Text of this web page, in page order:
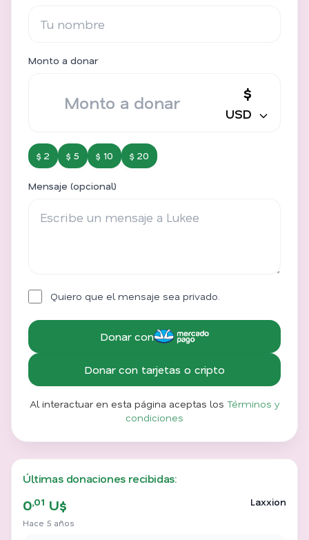
Monto a donar
$
USD
$ 2 $ 5 $ 10 $ 20
Mensaje (opcional)
Quiero que el mensaje sea privado.
Donar con
Donar con tarjetas o cripto
Al interactuar en esta página aceptas los Términos y
condiciones
Últimas donaciones recibidas:
0,01 U$
Hace 5 años
Laxxion